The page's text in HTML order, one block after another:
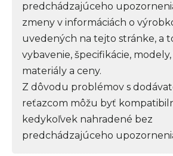
predchádzajúceho
zmeny v informáciách o
uvedených na tejto stránke, a
vybavenie, špecifikácie,
materiály a ceny.
Z dôvodu problémov s
reťazcom môžu byť
kedykoľvek nahradené bez
predchádzajúceho